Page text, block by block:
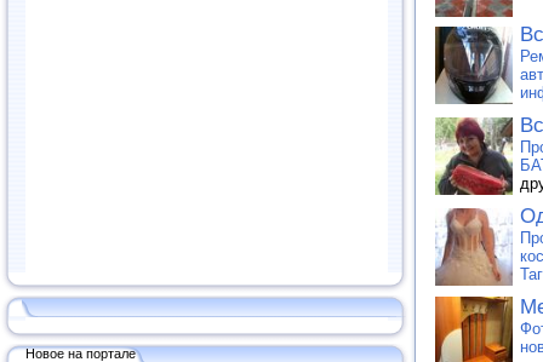
Новое на портале